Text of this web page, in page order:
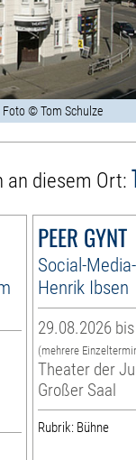
Foto © Tom Schulze
an diesem Ort:
PEER GYNT
Social-
Henrik Ibsen
29.08.2026
(mehrere
Theater der
Großer Saal
Rubrik: Bühne